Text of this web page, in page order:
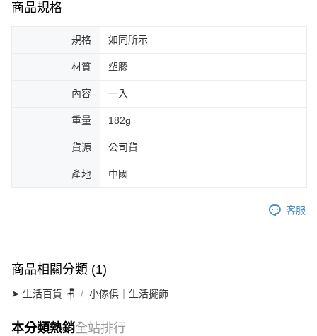
商品規格
規格 如同所示
材質 塑膠
內容 一入
重量 182g
貨源 公司貨
產地 中國
客服
商品相關分類 (1)
➤ 生活百貨 🪑 小傢俱｜生活擺飾
本分類熱銷全站排行